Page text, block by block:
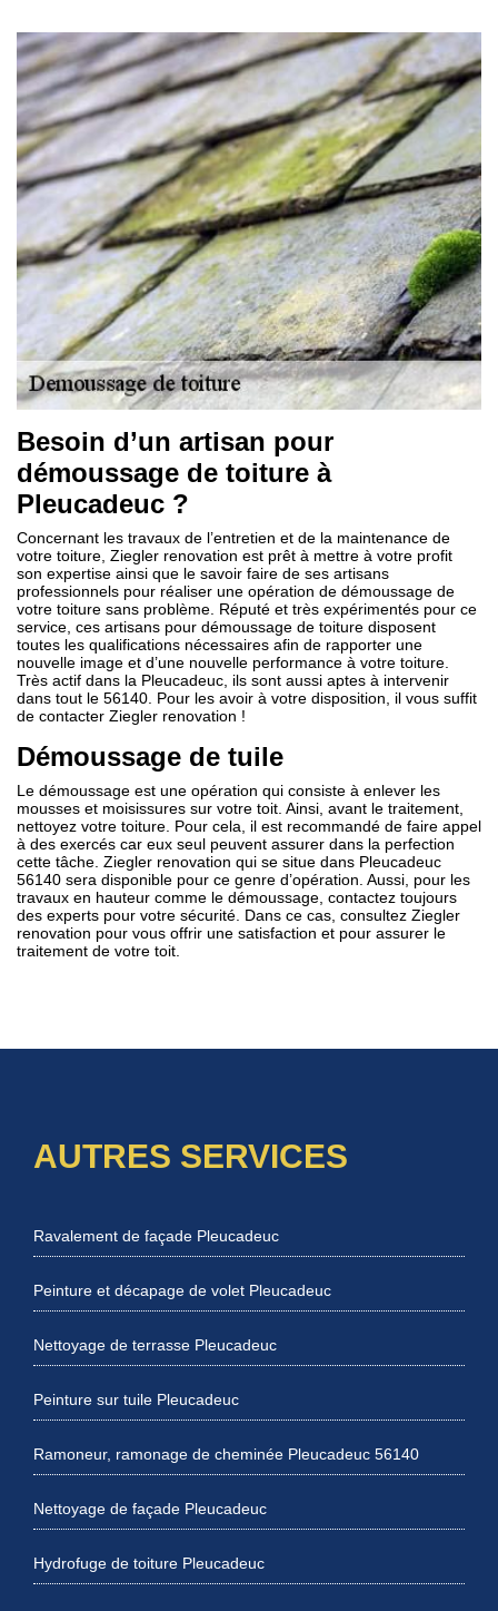
Besoin d’un artisan pour
démoussage de toiture à
Pleucadeuc ?
Concernant les travaux de l’entretien et de la maintenance de
votre toiture, Ziegler renovation est prêt à mettre à votre profit
son expertise ainsi que le savoir faire de ses artisans
professionnels pour réaliser une opération de démoussage de
votre toiture sans problème. Réputé et très expérimentés pour ce
service, ces artisans pour démoussage de toiture disposent
toutes les qualifications nécessaires afin de rapporter une
nouvelle image et d’une nouvelle performance à votre toiture.
Très actif dans la Pleucadeuc, ils sont aussi aptes à intervenir
dans tout le 56140. Pour les avoir à votre disposition, il vous suffit
de contacter Ziegler renovation !
Démoussage de tuile
Le démoussage est une opération qui consiste à enlever les
mousses et moisissures sur votre toit. Ainsi, avant le traitement,
nettoyez votre toiture. Pour cela, il est recommandé de faire appel
à des exercés car eux seul peuvent assurer dans la perfection
cette tâche. Ziegler renovation qui se situe dans Pleucadeuc
56140 sera disponible pour ce genre d’opération. Aussi, pour les
travaux en hauteur comme le démoussage, contactez toujours
des experts pour votre sécurité. Dans ce cas, consultez Ziegler
renovation pour vous offrir une satisfaction et pour assurer le
traitement de votre toit.
AUTRES SERVICES
Ravalement de façade Pleucadeuc
Peinture et décapage de volet Pleucadeuc
Nettoyage de terrasse Pleucadeuc
Peinture sur tuile Pleucadeuc
Ramoneur, ramonage de cheminée Pleucadeuc 56140
Nettoyage de façade Pleucadeuc
Hydrofuge de toiture Pleucadeuc